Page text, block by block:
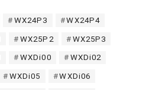
WX24P3 WX24P4
WX25P2 WX25P3
WXDi00 WXDi02
WXDi05 WXDi06